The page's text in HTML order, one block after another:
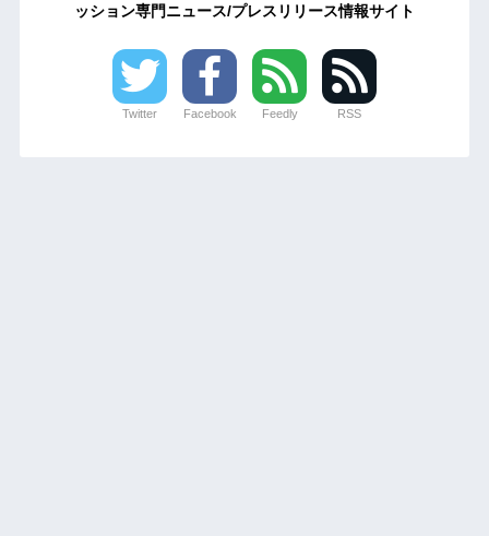
ッション専門ニュース/プレスリリース情報サイト
Twitter Facebook Feedly RSS